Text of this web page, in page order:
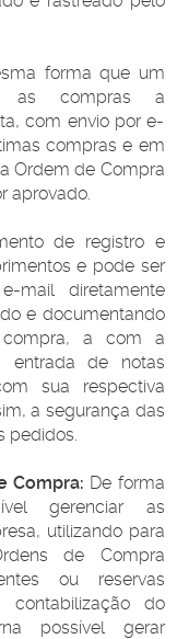
forma que um
as compras a
com envio por e-
compras e em
Ordem de Compra
aprovado.
de registro e
e pode ser
mail diretamente
e documentando
a com a
entrada de notas
sua respectiva
a segurança das
pedidos.
Compra: De forma
gerenciar as
utilizando para
de Compra
ou reservas
do
possível gerar